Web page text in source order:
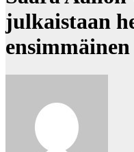
julkaistaan